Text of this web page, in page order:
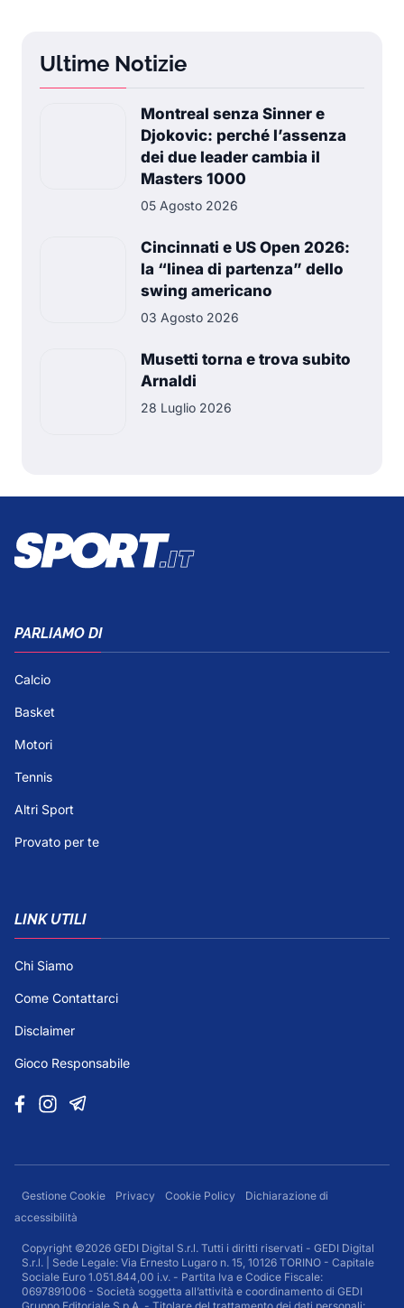
Ultime Notizie
Montreal senza Sinner e
Djokovic: perché l’assenza
dei due leader cambia il
Masters 1000
05 Agosto 2026
Cincinnati e US Open 2026:
la “linea di partenza” dello
swing americano
03 Agosto 2026
Musetti torna e trova subito
Arnaldi
28 Luglio 2026
PARLIAMO DI
Calcio
Basket
Motori
Tennis
Altri Sport
Provato per te
LINK UTILI
Chi Siamo
Come Contattarci
Disclaimer
Gioco Responsabile
Gestione Cookie Privacy Cookie Policy
Dichiarazione di
accessibilità
Copyright ©2026 GEDI Digital S.r.l. Tutti i diritti riservati - GEDI Digital
S.r.l. | Sede Legale: Via Ernesto Lugaro n. 15, 10126 TORINO - Capitale
Sociale Euro 1.051.844,00 i.v. - Partita Iva e Codice Fiscale:
0697891006 - Società soggetta all’attività e coordinamento di GEDI